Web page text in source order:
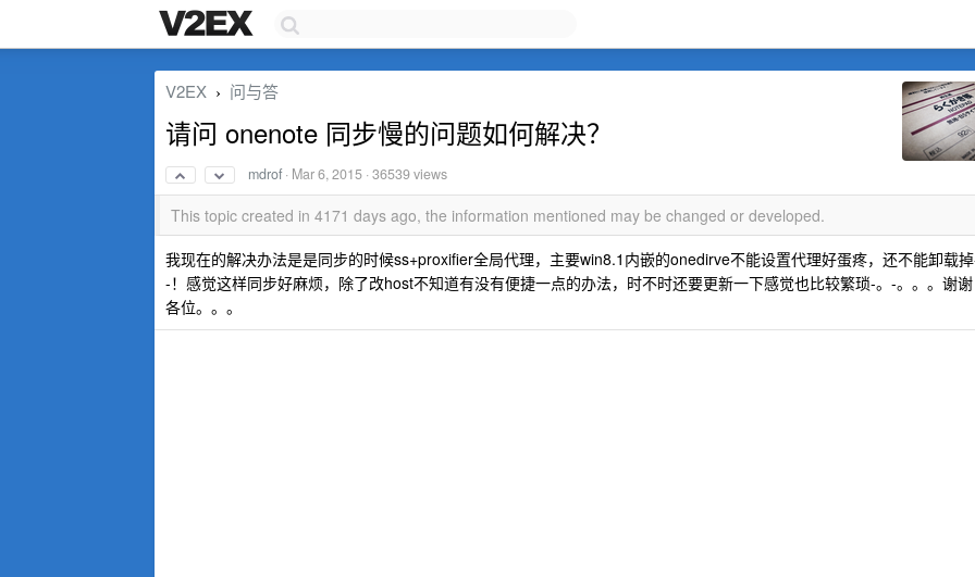
V2EX › 问与答
请问 onenote 同步慢的问题如何解决？
mdrof· Mar 6, 2015 · 36539 views
This topic created in 4171 days ago, the information mentioned may be changed or developed.
我现在的解决办法是是同步的时候ss+proxifier全局代理，主要win8.1内嵌的onedirve不能设置代理好蛋疼，还不能卸载
-！感觉这样同步好麻烦，除了改host不知道有没有便捷一点的办法，时不时还要更新一下感觉也比较繁琐-。-。。。谢谢
各位。。。